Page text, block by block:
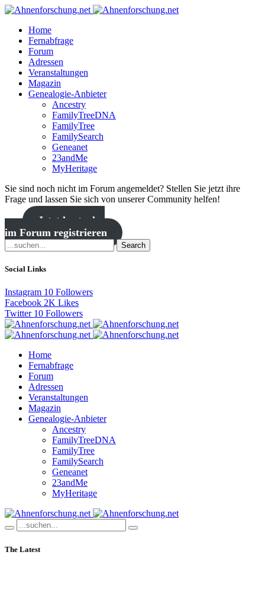
Home
Fernabfrage
Forum
Adressen
Veranstaltungen
Magazin
Genealogie-Anbieter
Ancestry
FamilyTreeDNA
FamilyTree
FamilySearch
Geneanet
23andMe
MyHeritage
Sie sind noch nicht im Forum angemeldet? Stellen Sie jetzt ihre
Frage und lassen Sie sich von unserer Community helfen!
Jetzt kostenlos
im Forum registrieren
Search
Social Links
Instagram 10 Followers
Facebook 2K Likes
Twitter 10 Followers
Home
Fernabfrage
Forum
Adressen
Veranstaltungen
Magazin
Genealogie-Anbieter
Ancestry
FamilyTreeDNA
FamilyTree
FamilySearch
Geneanet
23andMe
MyHeritage
The Latest